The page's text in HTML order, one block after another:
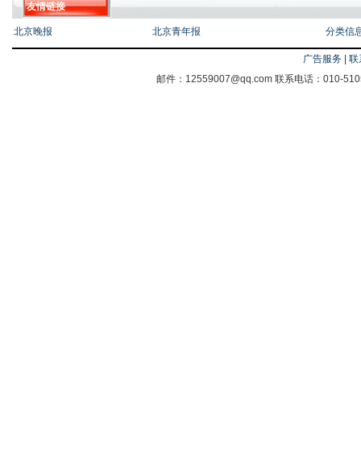
友情链接
北京晚报 北京青年报 分类信
广告服务
联
邮件：12559007@qq.com 联系电话：010-